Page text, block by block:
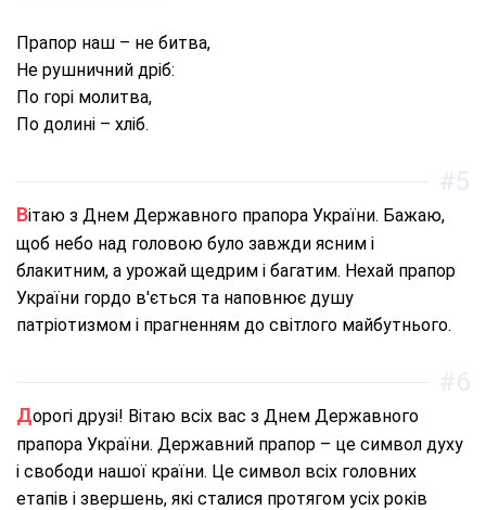
Прапор наш – не битва,
Не рушничний дріб:
По горі молитва,
По долині – хліб.
Вітаю з Днем Державного прапора України. Бажаю,
щоб небо над головою було завжди ясним і
блакитним, а урожай щедрим і багатим. Нехай прапор
України гордо в'ється та наповнює душу
патріотизмом і прагненням до світлого майбутнього.
#5
Дорогі друзі! Вітаю всіх вас з Днем Державного
прапора України. Державний прапор – це символ духу
і свободи нашої країни. Це символ всіх головних
етапів і звершень, які сталися протягом усіх років
#6